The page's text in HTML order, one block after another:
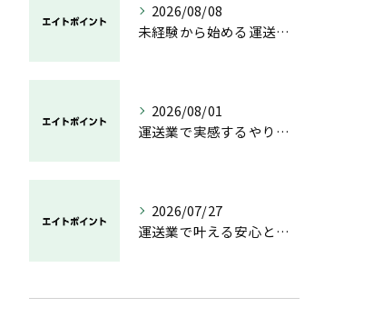
2026/08/08
未経験から始める運送業の安心と成長の道
2026/08/01
運送業で実感するやりがいと成長の魅力
2026/07/27
運送業で叶える安心と成長のキャリア